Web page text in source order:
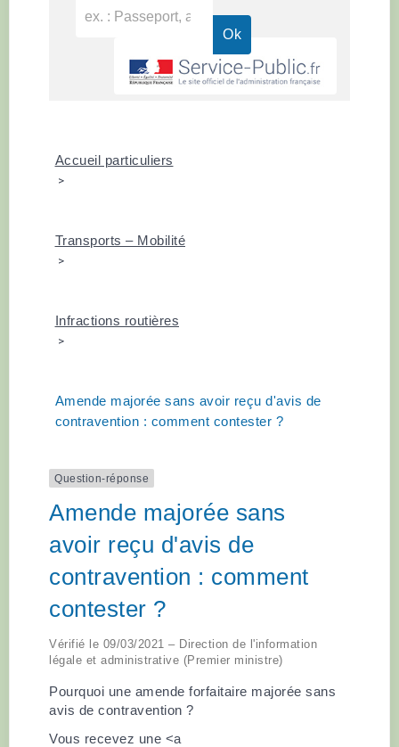
Accueil particuliers
>
Transports – Mobilité
>
Infractions routières
>
Amende majorée sans avoir reçu d'avis de
contravention : comment contester ?
Question-réponse
Amende majorée sans
avoir reçu d'avis de
contravention : comment
contester ?
Vérifié le 09/03/2021 – Direction de l'information
légale et administrative (Premier ministre)
Pourquoi une amende forfaitaire majorée sans
avis de contravention ?
Vous recevez une <a